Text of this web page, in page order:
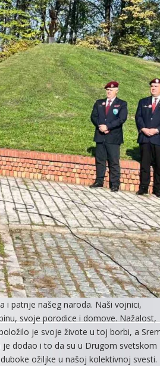
i patnje našeg naroda. Naši vojnici,
svoje porodice i domove. Nažalost,
je svoje živote u toj borbi, a
dodao i to da su u Drugom svetskom
ožiljke u našoj kolektivnoj svesti.